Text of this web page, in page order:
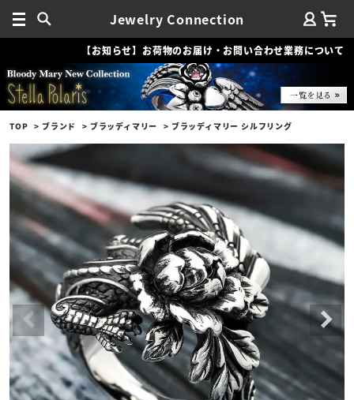
Jewelry Connection
【お知らせ】お荷物のお届け・お問い合わせ業務について
TOP ブランド ブラッディマリー ブラッディマリー シルフリング